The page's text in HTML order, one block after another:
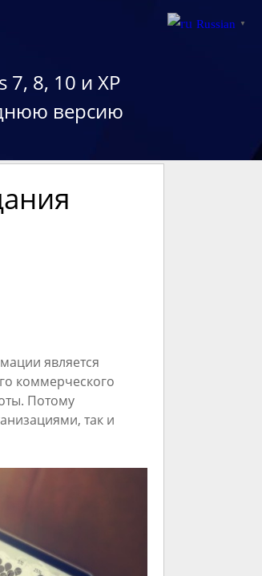
8, 10 и XP
версию
является
коммерческого
Потому
так и
Russian ▼